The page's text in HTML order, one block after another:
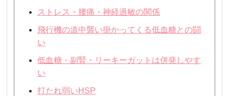
ストレス・腰痛・神経過敏の関係
飛行機の道中襲い掛かってくる低血糖との闘
い
低血糖・副腎・リーキーガットは併発しやす
い
打たれ弱いHSP